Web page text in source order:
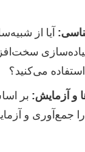
آیا از
می‌کنید؟
و آزمایش: بر
را جمع‌آوری و